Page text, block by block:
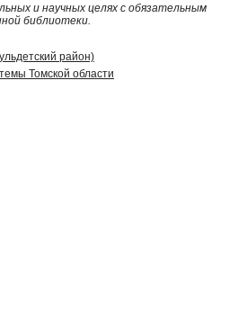
и научных целях с обязательным
библиотеки.
район)
Томской области